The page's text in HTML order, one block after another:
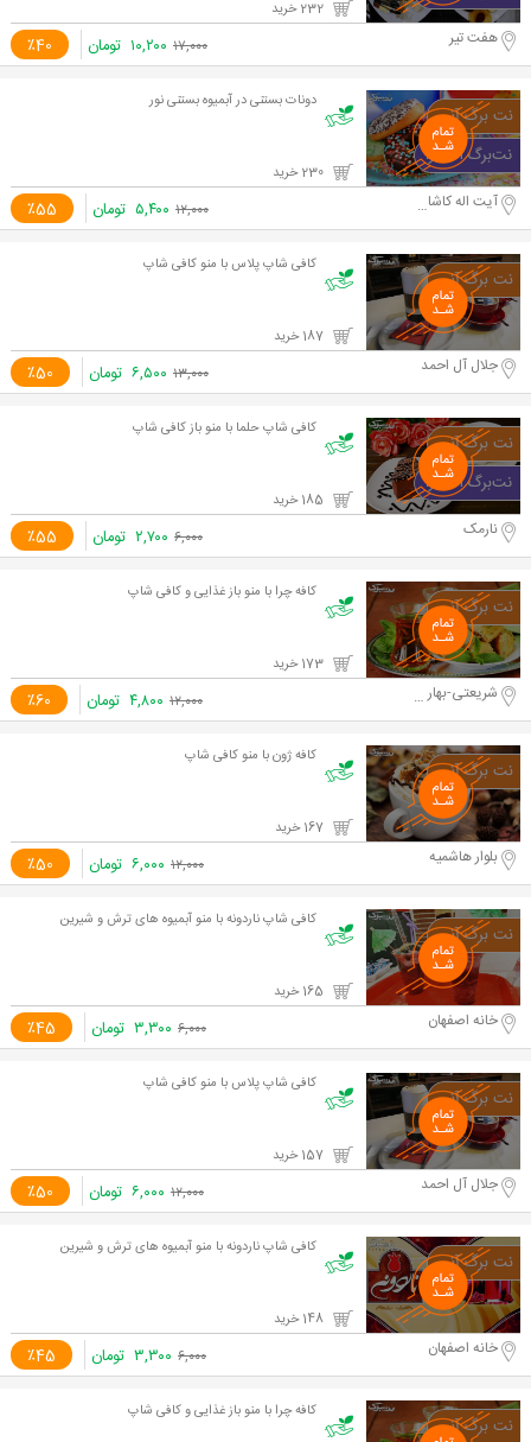
٪40 هفت تیر ۱۷,۰۰۰ ۱۰,۲۰۰ تومان
دونات بستنی در آبمیوه بستنی نور
٪55 آیت اله کاشانی ۱۲,۰۰۰ ۵,۴۰۰ تومان
کافی شاپ پلاس با منو کافی شاپ
٪50 جلال آل احمد ۱۳,۰۰۰ ۶,۵۰۰ تومان
کافی شاپ حلما با منو باز کافی شاپ
٪55 نارمک ۶,۰۰۰ ۲,۷۰۰ تومان
کافه چرا با منو باز غذایی و کافی شاپ
٪60 شریعتی-بهار شیراز ۱۲,۰۰۰ ۴,۸۰۰ تومان
کافه ژون با منو کافی شاپ
٪50 بلوار هاشمیه ۱۲,۰۰۰ ۶,۰۰۰ تومان
کافی شاپ ناردونه با منو آبمیوه های ترش و شیرین
٪45 خانه اصفهان ۶,۰۰۰ ۳,۳۰۰ تومان
کافی شاپ پلاس با منو کافی شاپ
٪50 جلال آل احمد ۱۲,۰۰۰ ۶,۰۰۰ تومان
کافی شاپ ناردونه با منو آبمیوه های ترش و شیرین
٪45 خانه اصفهان ۶,۰۰۰ ۳,۳۰۰ تومان
کافه چرا با منو باز غذایی و کافی شاپ